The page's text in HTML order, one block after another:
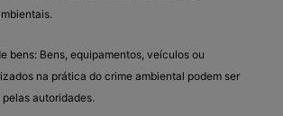
bens: Bens, equipamentos, veículos ou
na prática do crime ambiental podem ser
autoridades.